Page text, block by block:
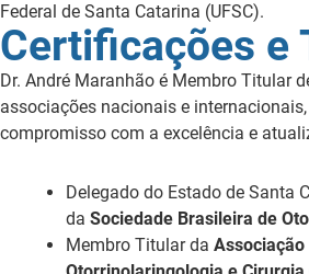
Federal de Santa Catarina (UFSC).
Certificações e
Dr. André Maranhão é Membro Titular
associações nacionais e
compromisso com a excelência e
Delegado do Estado de Santa
da Sociedade Brasileira de
Membro Titular da